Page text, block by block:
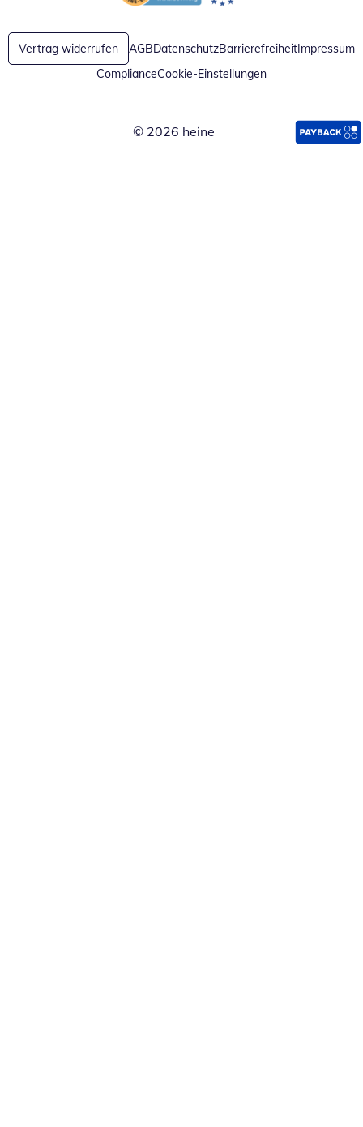
Öffnet in neuem FensterÖffnet in neuem Fenster
Vertrag widerrufen AGBDatenschutzBarrierefreiheitImpressum
ComplianceCookie-Einstellungen
© 2026 heine